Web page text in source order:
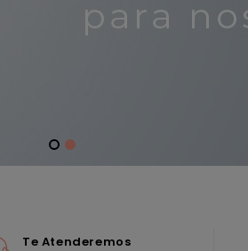
Te Atenderemos